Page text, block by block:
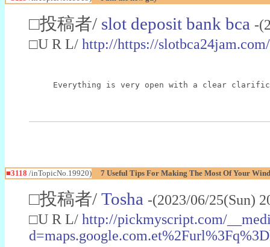
□投稿者/ slot deposit bank bca -
□U R L/ http://https://slotbca24jam.com/
Everything is very open with a clear
■3118 /inTopicNo.19920) 7 Useful Tips For Making The Most Of Your
□投稿者/ Tosha -(2023/06/25(Sun)
□U R L/ http://pickmyscript.com/